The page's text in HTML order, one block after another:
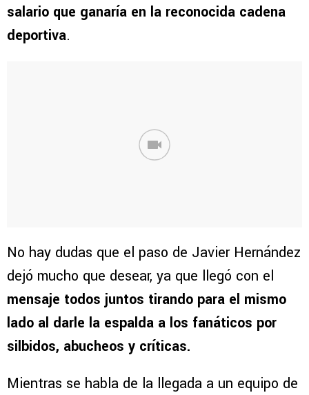
salario que ganaría en la reconocida cadena
deportiva.
No hay dudas que el paso de Javier Hernández
dejó mucho que desear, ya que llegó con el
mensaje todos juntos tirando para el mismo
lado al darle la espalda a los fanáticos por
silbidos, abucheos y críticas.
Mientras se habla de la llegada a un equipo de